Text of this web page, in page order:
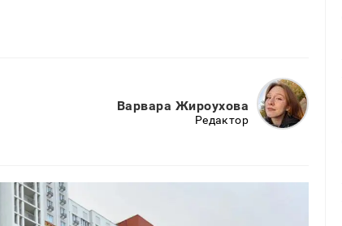
Варвара Жироухова
Редактор